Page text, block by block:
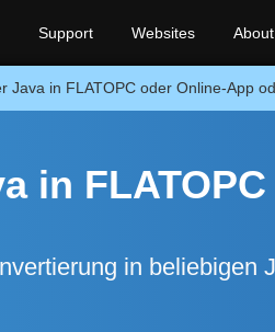
Support Websites About
Java in FLATOPC oder Online-App
in FLATOPC
in beliebigen